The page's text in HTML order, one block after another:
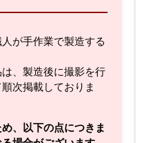
が手作業で製造する
、製造後に撮影を行
次掲載しておりま
、以下の点につきま